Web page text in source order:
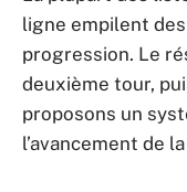
ligne empilent
progression. Le
deuxième tour,
proposons un
l’avancement de